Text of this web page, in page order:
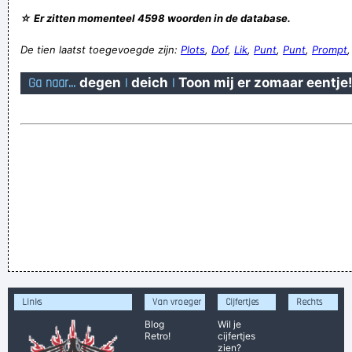
☆ Er zitten momenteel 4598 woorden in de database.
De tien laatst toegevoegde zijn: Plots, Dof, Lik, Punt, Punt, Prompt
Ga naar... degen | deich | Toon mij er zomaar eentje!
Links
Van vroeger
Blog
Retro!
Cijfertjes
Wil je
cijfertjes
zien?
Rechts